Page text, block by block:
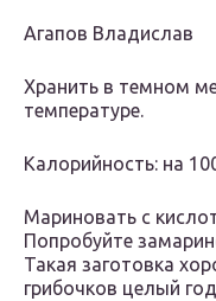
Агапов Владислав
Хранить в темном
температуре.
Калорийность: на
Мариновать с
Попробуйте
Такая заготовка
грибочков целый